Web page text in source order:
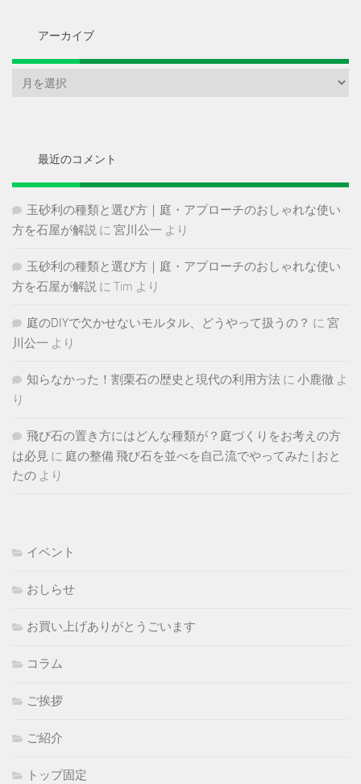
アーカイブ
最近のコメント
玉砂利の種類と選び方｜庭・アプローチのおしゃれな使い
方を石屋が解説 に 宮川公一 より
玉砂利の種類と選び方｜庭・アプローチのおしゃれな使い
方を石屋が解説 に Tim より
庭のDIYで欠かせないモルタル、どうやって扱うの？ に 宮
川公一 より
知らなかった！割栗石の歴史と現代の利用方法 に 小鹿徹 よ
り
飛び石の置き方にはどんな種類が？庭づくりをお考えの方
は必見 に 庭の整備 飛び石を並べを自己流でやってみた | おと
たの より
イベント
おしらせ
お買い上げありがとうごいます
コラム
ご挨拶
ご紹介
トップ固定